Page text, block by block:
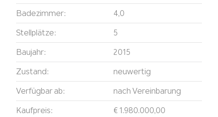
Badezimmer:
4,0
Stellplätze:
5
Baujahr:
2015
Zustand:
neuwertig
Verfügbar ab:
nach Vereinbarung
Kaufpreis:
€ 1.980.000,00